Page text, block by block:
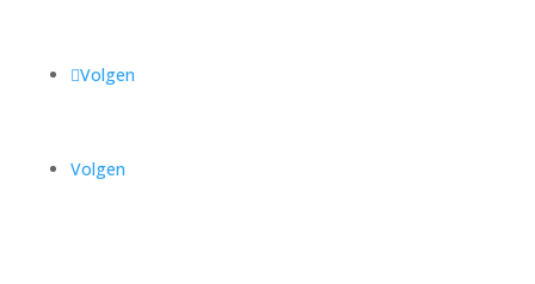
Volgen
Volgen